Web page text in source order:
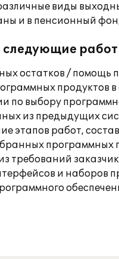
виды
и в пенсионный
остатков / помощь
продуктов в
по выбору
из предыдущих
этапов работ,
программных
требований
и наборов